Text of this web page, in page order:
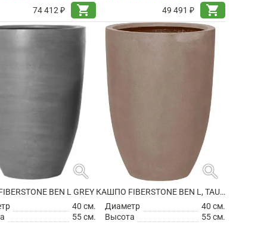
74 412 ₽
shopping_cart
49 491 ₽
shopping_cart
search
BEN L GREY
40 см.
55 см.
search
КАШПО FIBERSTONE BEN L, TAUPE
Диаметр
40 см.
Высота
55 см.